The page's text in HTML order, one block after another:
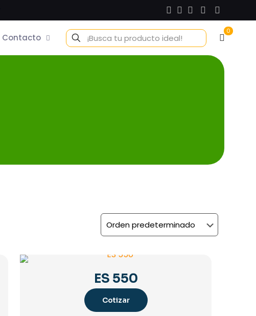
Contacto
0
ES 550
Cotizar